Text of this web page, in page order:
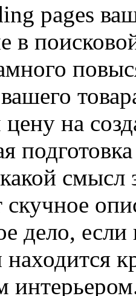
pages
в
на
скучное
дело,